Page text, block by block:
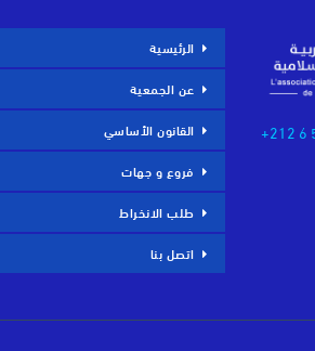
الرئيسية
عن الجمعية
القانون الأساسي
فروع و جهات
طلب الانخراط
اتصل بنا